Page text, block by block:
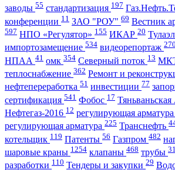
заводы 55 стандартизация 197
конференции 11 ЗАО "РОУ" 69 Вестник
597 НПО «Регулятор» 155 ИКАР 20
импортозамещение 534 видеорепортаж 270
НПАА 41 омк 354 Северный поток 13
теплоснабжение 362 Ремонт и
нефтепереработка 51 инвестиции 77
сертификация 541 Фобос 17
Нефтегаз-2016 12 регулирующая арматура
регулирующая арматура 225 Транснефть
котельщик 119 Патенты 56 Газпром 482
шаровые краны 1254 клапаны 468 трубы
разработки 110 Тендеры и закупки 29